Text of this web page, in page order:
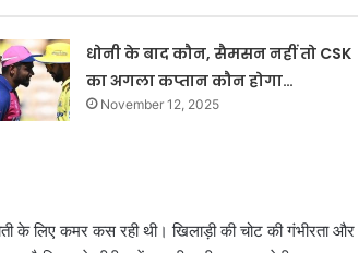
धोनी के बाद कौन, सैमसन नहीं तो CSK
का अगला कप्तान कौन होगा…
November 12, 2025
लिए कमर कस रही थी। खिलाड़ी की चोट की गंभीरता और